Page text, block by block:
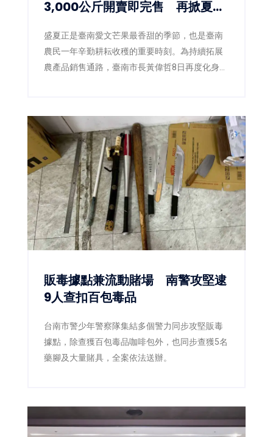
3,000公斤開賣即完售 再掀夏日
盛夏正是臺南愛文芒果最香甜的季節，也是臺南
農民一年辛勤耕耘收穫的重要時刻。為持續拓展
農產品銷售通路，臺南市長黃偉哲8日再度化身
愛文芒果，以最直接的方式向全國消費者介紹來
自產地的新鮮美味。直播活動推出的3,000公斤愛
文芒果甫開賣便迅速銷售一空，再次展現臺南芒
果在市場上的高人氣與品牌實力。
販毒據點兼流動賭場 南警攻堅逮
9人查扣百包毒品
台南市警少年警察隊集結多個警力同步攻堅販毒
據點，除查獲百包毒品咖啡包外，也同步查獲5名
藥腳及大量賭具，全案依法送辦。